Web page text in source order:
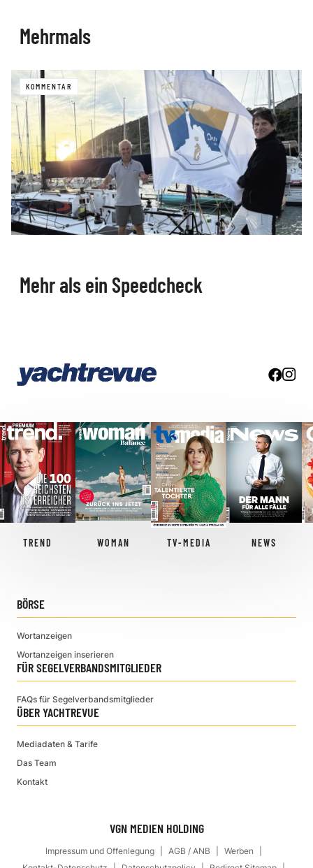
Mehrmals
KOMMENTAR
Mehr als ein Speedcheck
TREND WOMAN TV-MEDIA NEWS
BÖRSE
Wortanzeigen
Wortanzeigen inserieren
FÜR SEGELVERBANDSMITGLIEDER
FAQs für Segelverbandsmitglieder
ÜBER YACHTREVUE
Mediadaten & Tarife
Das Team
Kontakt
VGN MEDIEN HOLDING
Impressum und Offenlegung AGB / ANB
Werben